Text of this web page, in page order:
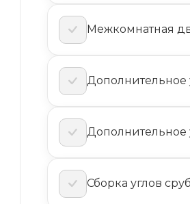
Межкомнатная
Дополнительное
Дополнительное
Сборка углов